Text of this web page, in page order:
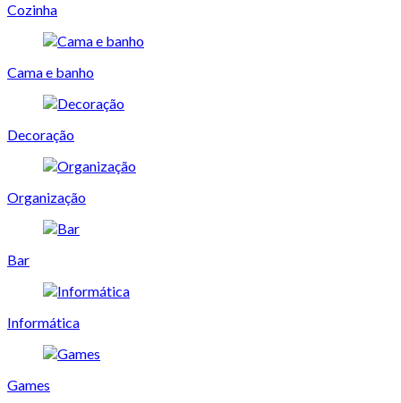
Cozinha
Cama e banho
Decoração
Organização
Bar
Informática
Games